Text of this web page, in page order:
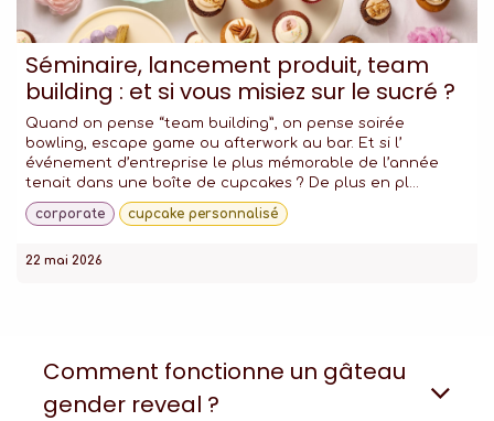
Séminaire, lancement produit, team
building : et si vous misiez sur le sucré ?
Quand on pense “team building”, on pense soirée
bowling, escape game ou afterwork au bar. Et si l’
événement d’entreprise le plus mémorable de l’année
tenait dans une boîte de cupcakes ? De plus en pl...
corporate cupcake personnalisé
22 mai 2026
Comment fonctionne un gâteau
gender reveal ?